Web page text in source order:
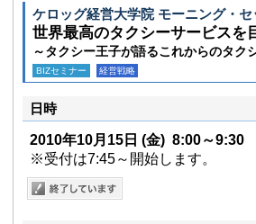
ケロッグ経営大学院 モーニング・セ
世界最高のタクシーサービスを
～タクシー王子が語るこれからのタク
BIZセミナー 経営戦略
日時
2010年10月15日 (金) 8:00～9:30
※受付は7:45～開始します。